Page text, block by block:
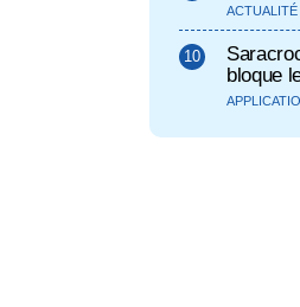
ACTUALITÉ
bloque